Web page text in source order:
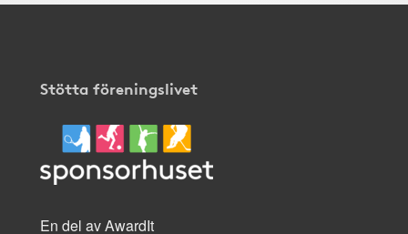
Stötta föreningslivet
En del av AwardIt